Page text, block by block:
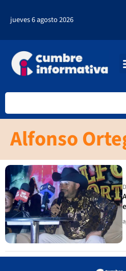
jueves 6 agosto 2026
Alfonso